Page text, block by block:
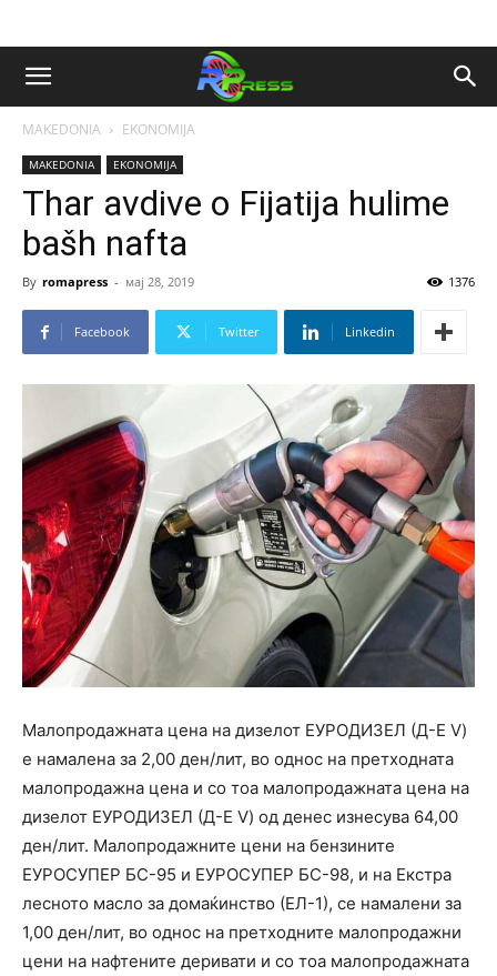
MAKEDONIA EKONOMIJA
MAKEDONIA EKONOMIJA
Thar avdive o Fijatija hulime
bašh nafta
By romapress - мај 28, 2019 1376
Facebook Twitter Linkedin
Малопродажната цена на дизелот ЕУРОДИЗЕЛ (Д-Е V)
е намалена за 2,00 ден/лит, во однос на претходната
малопродажна цена и со тоа малопродажната цена на
дизелот ЕУРОДИЗЕЛ (Д-Е V) од денес изнесува 64,00
ден/лит. Малопродажните цени на бензините
ЕУРОСУПЕР БС-95 и ЕУРОСУПЕР БС-98, и на Екстра
лесното масло за домаќинство (ЕЛ-1), се намалени за
1,00 ден/лит, во однос на претходните малопродажни
цени на нафтените деривати и со тоа малопродажната